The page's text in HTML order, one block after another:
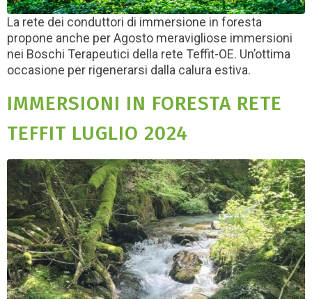
La rete dei conduttori di immersione in foresta
propone anche per Agosto meravigliose immersioni
nei Boschi Terapeutici della rete Teffit-OE. Un’ottima
occasione per rigenerarsi dalla calura estiva.
IMMERSIONI IN FORESTA RETE
TEFFIT LUGLIO 2024